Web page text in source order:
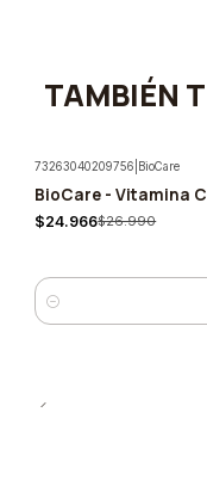
TAMBIÉN
-7%
73263040209756 BioCare
BioCare - Vitamina
$24.966$26.990
Cantidad